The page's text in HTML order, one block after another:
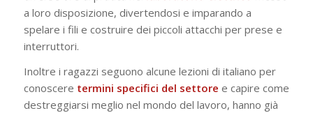
a loro disposizione, divertendosi e imparando a
spelare i fili e costruire dei piccoli attacchi per prese e
interruttori.
Inoltre i ragazzi seguono alcune lezioni di italiano per
conoscere termini specifici del settore e capire come
destreggiarsi meglio nel mondo del lavoro, hanno già